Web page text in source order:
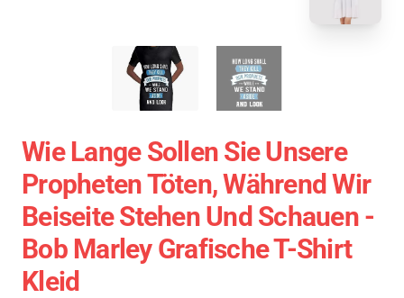
Wie Lange Sollen Sie Unsere
Propheten Töten, Während Wir
Beiseite Stehen Und Schauen -
Bob Marley Grafische T-Shirt
Kleid